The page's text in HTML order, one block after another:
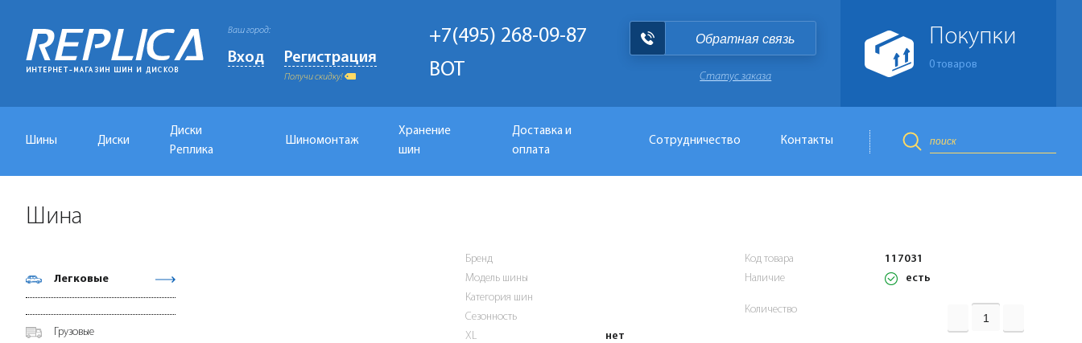
Ваш город:
Вход Регистрация
Получи скидку!
+7(495) 268-09-87
BOT
Обратная связь
Статус заказа
Покупки
0 товаров
Шины Диски
Диски
Реплика
Шиномонтаж
Хранение
шин
Доставка и
оплата
Сотрудничество Контакты
Шина
Легковые
Грузовые
Бренд
Модель шины
Категория шин
Сезонность
XL
нет
Код товара
117031
Наличие
есть
Количество